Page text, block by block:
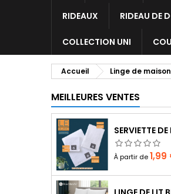
RIDEAUX RIDEAU DE
COLLECTION UNI
Accueil Linge de maison
MEILLEURES VENTES
À partir dePrix
1,99